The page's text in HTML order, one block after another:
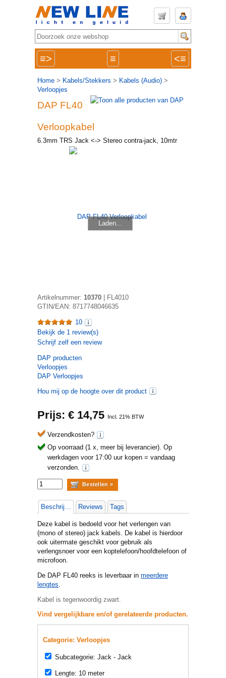
≡> ≡ <≡
Home > Kabels/Stekkers > Kabels (Audio) >
Verloopjes
DAP FL40
Verloopkabel
6.3mm TRS Jack <-> Stereo contra-jack, 10mtr
Laden...
Artikelnummer: 10370
FL4010
GTIN/EAN: 8717748046635
10
Bekijk de 1 review(s)
Schrijf zelf een review
DAP producten
Verloopjes
DAP Verloopjes
Hou mij op de hoogte over dit product
Prijs: € 14,75 Incl. 21% BTW
Verzendkosten?
Op voorraad (1 x, meer bij leverancier). Op
werkdagen voor 17:00 uur kopen = vandaag
verzonden.
Beschrijving Reviews Tags
Deze kabel is bedoeld voor het verlengen van
(mono of stereo) jack kabels. De kabel is hierdoor
ook uitermate geschikt voor gebruik als
verlengsnoer voor een koptelefoon/hoofdtelefoon of
microfoon.
De DAP FL40 reeks is leverbaar in meerdere
lengtes.
Kabel is tegenwoordig zwart.
Vind vergelijkbare en/of gerelateerde producten.
Categorie: Verloopjes
Subcategorie: Jack - Jack
Lengte: 10 meter